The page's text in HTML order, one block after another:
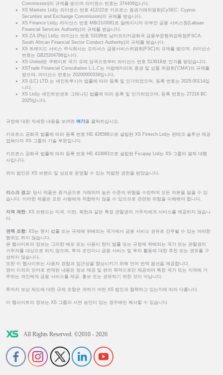
Commission)의 규제를 받으며 라이센스 번호는 374409입니다.
XS Markets Ltd는 라이센스 번호 412/22로 키프로스 증권거래위원회(CySEC: Cyprus
Securities and Exchange Commission)의 규제를 받습니다.
XS Finance Ltd는 라이선스 번호 MB/21/0081로 말레이시아 라부안 금융 서비스청(Labuan
Financial Services Authority)의 규제를 받습니다.
XS ZA (Pty) Ltd는 라이선스 번호 53199로 남아프리카공화국 금융부문행위감독청(FSCA:
South African Financial Sector Conduct Authority)의 규제를 받습니다.
XS 트레이드 서비스 주식회사는 모리셔스 금융서비스위원회(FSC)의 규제를 받으며, 라이선스
번호는 GB25204786입니다.
XS United은 쿠웨이트 국가 규제 당국으로부터 라이선스 번호 513918로 인가를 받았습니다.
XSTrade Financial Consultation L.L.C는 아랍에미리트 증권 및 상품 위원회('CMA')의 규제를
받으며, 라이선스 번호는 20200000339입니다.
XS (LC) LTD.는 세인트루시아 법률에 따라 등록 및 인가되었으며, 등록 번호는 2025-00114입
니다.
XS Ltd는 세인트빈센트 그레나딘 법률에 따라 등록 및 인가되었으며, 등록 번호는 27216 BC
2025입니다.
규정에 대한 자세한 내용을 보려면 여기 를 클릭하십시오.
키프로스 공화국 법률에 따라 등록 번호 HE 426566으로 설립된 XS Fintech Ltd는 핀테크 솔루션 제공
업체이자 XS 그룹의 기술 부문입니다.
키프로스 공화국 법률에 따라 등록 번호 HE 433983으로 설립된 Ficupay Ltd는 XS 그룹의 결제 대행
사입니다.
위의 법인은 XS 브랜드 및 상표로 운영할 수 있는 적법한 권한을 받았습니다.
리스크 경고: 당사 제품은 증거금으로 거래되며 높은 수준의 위험을 수반하며 모든 자본을 잃을 수 있
습니다. 이러한 제품은 모든 사람에게 적합하지 않을 수 있으므로 관련된 위험을 이해해야 합니다.
지역 제한: XS 브랜드는 미국, 이란, 북한과 같은 특정 관할권의 거주자에게 서비스를 제공하지 않습니
다.
면책 조항: XS는 현지 법률 또는 규제에 위배되는 국가에서 금융 서비스 권유로 간주될 수 있는 어떠한
행위도 하지 않습니다.
본 웹사이트의 정보는 그러한 배포 또는 사용이 현지 법률 또는 규정에 위배되는 국가 또는 관할권의
거주자를 대상으로 하지 않으며, 투자 조언이나 금융 서비스 및 투자 활동에 대한 추천 또는 권유를 구
성하지 않습니다.
또한 이 웹사이트는 사용자 경험과 접근성을 향상시키기 위해 언어 번역 옵션을 제공합니다.
영어 이외의 언어로 번역된 내용은 정보 제공 및 편의 목적으로만 제공되며 특정 국가 또는 지역에 거
주하는 개인에게 금융 서비스를 제공, 홍보 또는 권유하기 위한 것이 아닙니다.
투자자 보상 제도에 대한 규제 조항은 귀하가 어떤 XS 법인과 협력하고 있는지에 따라 다릅니다.
이 웹사이트의 정보는 XS 그룹의 서면 승인이 있는 경우에만 복사할 수 있습니다.
All Rights Reserved. ©2010 - 2026